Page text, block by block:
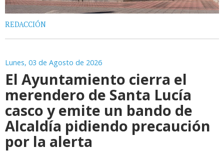
REDACCIÓN
Lunes, 03 de Agosto de 2026
El Ayuntamiento cierra el
merendero de Santa Lucía
casco y emite un bando de
Alcaldía pidiendo precaución
por la alerta